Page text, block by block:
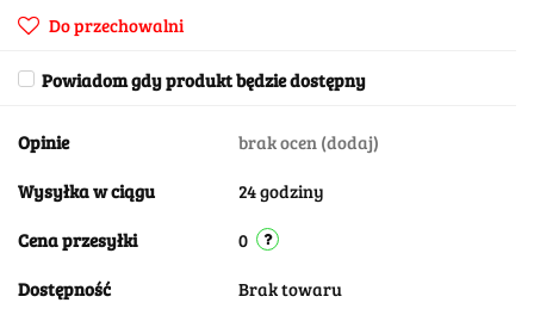
Do przechowalni
Powiadom gdy produkt będzie dostępny
Opinie brak ocen (dodaj)
Wysyłka w ciągu 24 godziny
Cena przesyłki 0
Dostępność Brak towaru